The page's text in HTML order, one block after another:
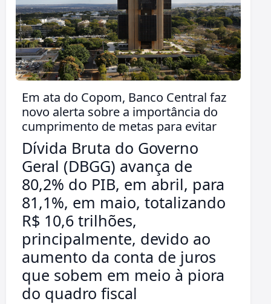
Em ata do Copom, Banco Central faz
novo alerta sobre a importância do
cumprimento de metas para evitar
Dívida Bruta do Governo
Geral (DBGG) avança de
80,2% do PIB, em abril, para
81,1%, em maio, totalizando
R$ 10,6 trilhões,
principalmente, devido ao
aumento da conta de juros
que sobem em meio à piora
do quadro fiscal